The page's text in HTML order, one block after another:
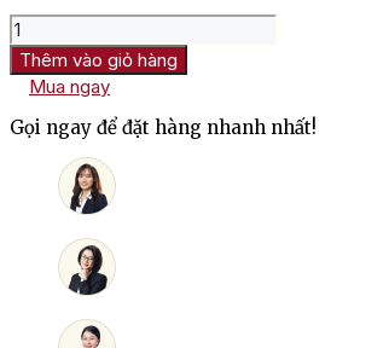
Rượu
Vang
Chile
Bisquertt
Q
Clay
Thêm vào giỏ hàng
Mua ngay
Gọi ngay để đặt hàng nhanh nhất!